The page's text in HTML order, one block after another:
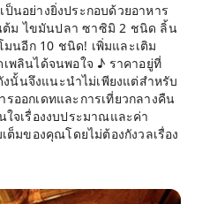
นอย่างยิ่งประกอบด้วยอาหาร
ต้ม ไขมันปลา ซาซิมิ 2 ชนิด ลิ้น
มนอีก 10 ชนิด! เพิ่มและเติม
พลินได้จนพอใจ ♪ ราคาอยู่ที่
นั้นจึงแนะนำไม่เพียงแต่สำหรับ
ออกเดทและการเที่ยวกลางคืน
จเรื่องงบประมาณและค่า
ต็มของคุณโดยไม่ต้องกังวลเรื่อง